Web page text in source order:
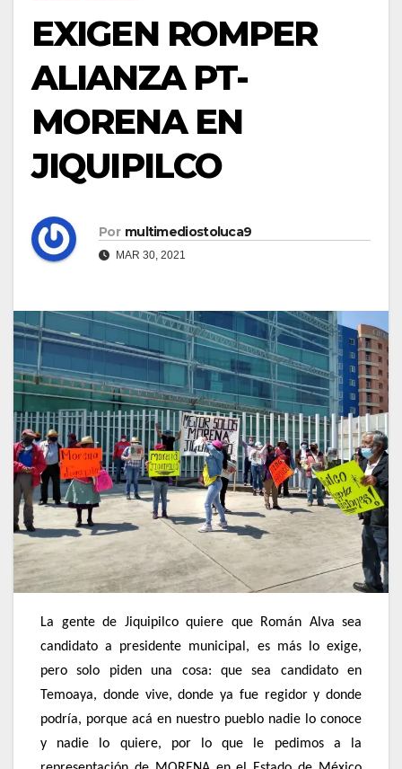
EXIGEN ROMPER
ALIANZA PT-
MORENA EN
JIQUIPILCO
Por multimediostoluca9
MAR 30, 2021
La gente de Jiquipilco quiere que Román Alva sea
candidato a presidente municipal, es más lo exige,
pero solo piden una cosa: que sea candidato en
Temoaya, donde vive, donde ya fue regidor y donde
podría, porque acá en nuestro pueblo nadie lo conoce
y nadie lo quiere, por lo que le pedimos a la